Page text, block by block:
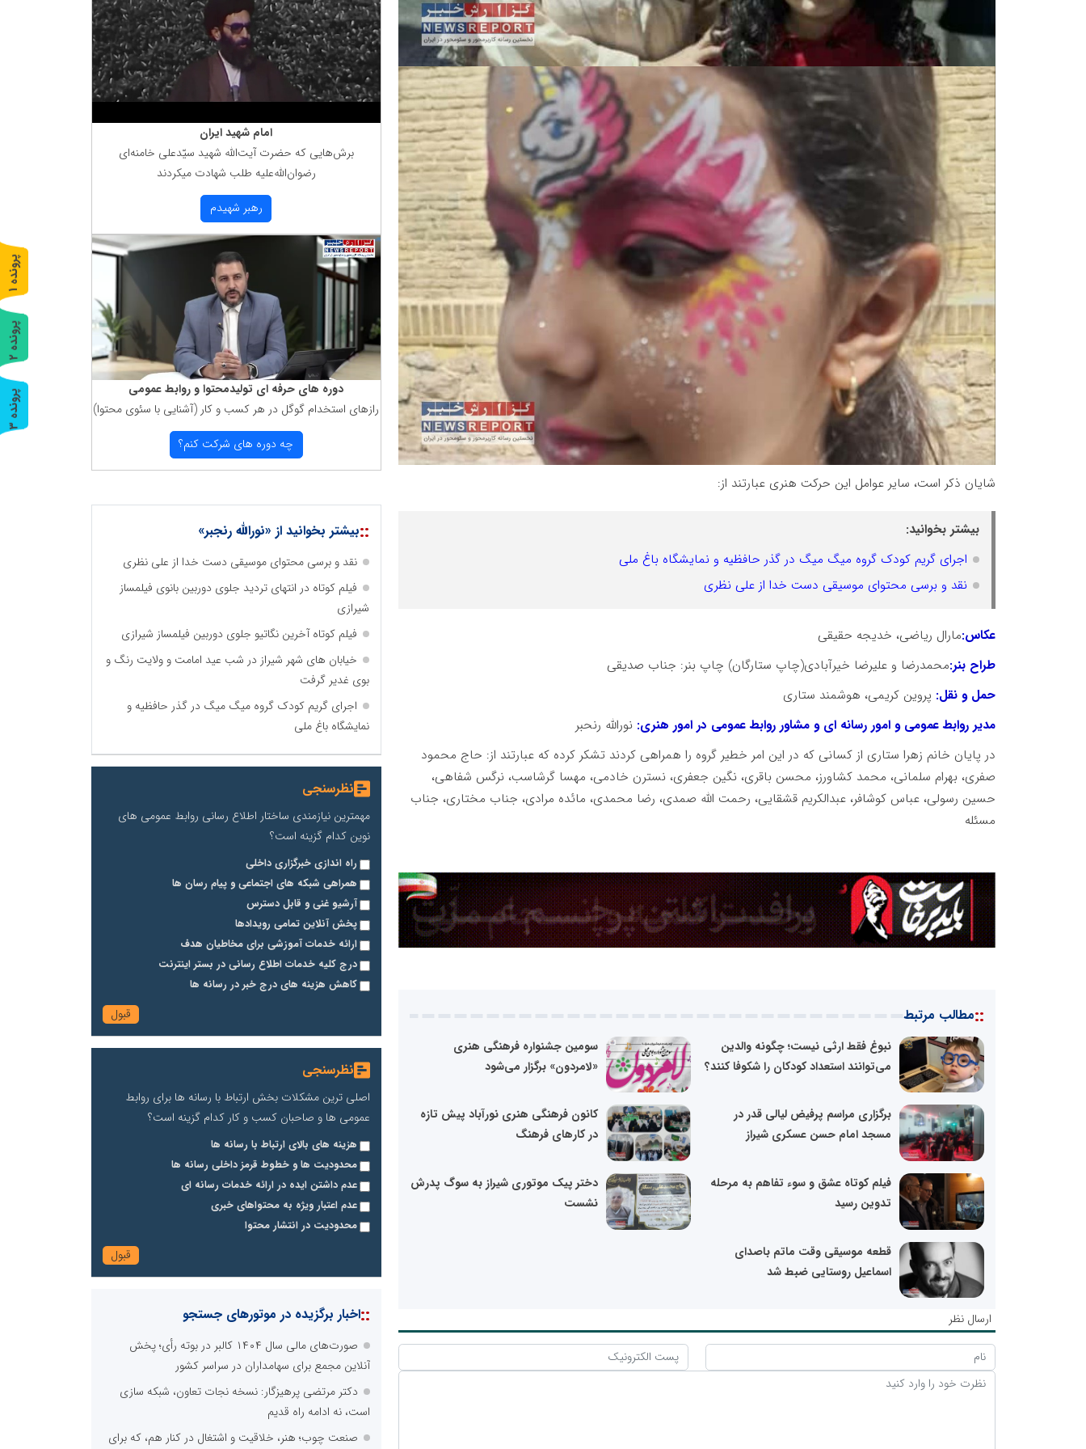
شایان ذکر است، سایر عوامل این حرکت هنری عبارتند از:
بیشتر بخوانید:
اجرای گریم کودک گروه میگ میگ در گذر حافظیه و نمایشگاه باغ ملی
نقد و برسی محتوای موسیقی دست خدا از علی نظری
عکاس:مارال ریاضی، خدیجه حقیقی
طراح بنر:محمدرضا و علیرضا خیرآبادی(چاپ ستارگان) چاپ بنر: جناب صدیقی
حمل و نقل: پروین کریمی، هوشمند ستاری
مدیر روابط عمومی و امور رسانه ای و مشاور روابط عمومی در امور هنری: نورالله رنحبر
در پایان خانم زهرا ستاری از کسانی که در این امر خطیر گروه را همراهی کردند تشکر کرده که عبارتند از: حاج محمود
صفری، بهرام سلمانی، محمد کشاورز، محسن باقری، نگین جعفری، نسترن خادمی، مهسا گرشاسب، نرگس شفاهی،
حسین رسولی، عباس کوشافر، عبدالکریم قشقایی، رحمت الله صمدی، رضا محمدی، مائده مرادی، جناب مختاری، جناب
مسئله
::مطالب مرتبط
نبوغ فقط ارثی نیست؛ چگونه والدین
می‌توانند استعداد کودکان را شکوفا کنند؟
سومین جشنواره فرهنگی هنری
«لامردون» برگزار می‌شود
برگزاری مراسم پرفیض لیالی قدر در
مسجد امام حسن عسکری شیراز
کانون فرهنگی هنری نورآباد پیش تازه
در کارهای فرهنگ
فیلم کوتاه عشق و سوء تفاهم به مرحله
تدوین رسید
دختر پیک موتوری شیراز به سوگ پدرش
نشست
قطعه موسیقی وقت ماتم باصدای
اسماعیل روستایی ضبط شد
ارسال نظر
امام شهید ایران
برش‌هایی كه حضرت آیت‌الله شهید سیّدعلی خامنه‌ای
رضوان‌الله‌علیه طلب شهادت میكردند
رهبر شهیدم
دوره های حرفه ای تولیدمحتوا و روابط عمومی
رازهای استخدام گوگل در هر كسب و كار (آشنایی با سئوی محتوا)
چه دوره های شركت كنم؟
::بیشتر بخوانید از «نورالله رنجبر»
نقد و برسی محتوای موسیقی دست خدا از علی نظری
فیلم کوتاه در انتهای تردید جلوی دوربین بانوی فیلمساز
شیرازی
فیلم کوتاه آخرین نگاتیو جلوی دوربین فیلمساز شیرازی
خیابان های شهر شیراز در شب عید امامت و ولایت رنگ و
بوی غدیر گرفت
اجرای گریم کودک گروه میگ میگ در گذر حافظیه و
نمایشگاه باغ ملی
نظرسنجی
مهمترین نیازمندی ساختار اطلاع رسانی روابط عمومی های
نوین کدام گزینه است؟
راه اندازی خبرگزاری داخلی
همراهی شبکه های اجتماعی و پیام رسان ها
آرشیو غنی و قابل دسترس
پخش آنلاین تمامی رویدادها
ارائه خدمات آموزشی برای مخاطیان هدف
درج کلیه خدمات اطلاع رسانی در بستر اینترنت
کاهش هزینه های درج خبر در رسانه ها
نظرسنجی
اصلی ترین مشکلات بخش ارتباط با رسانه ها برای روابط
عمومی ها و صاحبان کسب و کار کدام گزینه است؟
هزینه های بالای ارتباط با رسانه ها
محدودیت ها و خطوط قرمز داخلی رسانه ها
عدم داشتن ایده در ارائه خدمات رسانه ای
عدم اعتبار ویژه به محتواهای خبری
محدودیت در انتشار محتوا
::اخبار برگزیده در موتورهای جستجو
صورت‌های مالی سال ۱۴۰۴ کالبر در بوته رأی؛ پخش
آنلاین مجمع برای سهامداران در سراسر کشور
دکتر مرتضی پرهیزگار: نسخه نجات تعاون، شبکه سازی
است، نه ادامه راه قدیم
صنعت چوب؛ هنر، خلاقیت و اشتغال در کنار هم، که برای
پ
ر
و
ن
د
ه
1
پ
ر
و
ن
د
ه
2
پ
ر
و
ن
د
ه
3